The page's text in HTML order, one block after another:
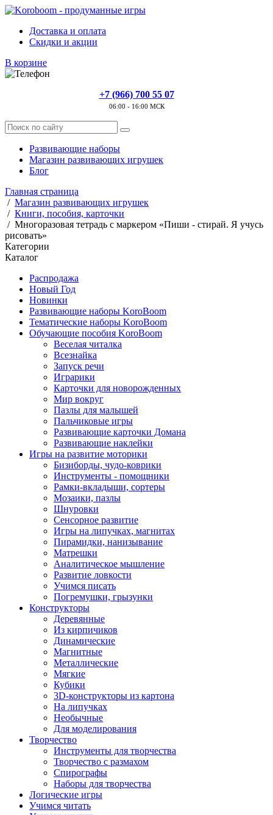
Доставка и оплата
Скидки и акции
В корзине
+7 (966) 700 55 07
06:00 - 16:00 МСК
Развивающие наборы
Магазин развивающих игрушек
Блог
Главная страница
/ Магазин развивающих игрушек
/ Книги, пособия, карточки
/ Многоразовая тетрадь с маркером «Пиши - стирай. Я учусь
рисовать»
Категории
Каталог
Распродажа
Новый Год
Новинки
Развивающие наборы KoroBoom
Тематические наборы KoroBoom
Обучающие пособия KoroBoom
Веселая читалка
Всезнайка
Запуск речи
Играрики
Карточки для новорожденных
Мир вокруг
Пазлы для малышей
Пальчиковые игры
Развивающие карточки Домана
Развивающие наклейки
Игры на развитие моторики
Бизиборды, чудо-коврики
Инструменты - помощники
Рамки-вкладыши, сортеры
Мозаики, пазлы
Шнуровки
Сенсорное развитие
Игры на липучках, магнитах
Пирамидки, нанизывание
Матрешки
Аналитическое мышление
Развитие ловкости
Учимся писать
Погремушки, грызунки
Конструкторы
Деревянные
Из кирпичиков
Динамические
Магнитные
Металлические
Мягкие
Кубики
3D-конструкторы из картона
На липучках
Необычные
Для моделирования
Творчество
Инструменты для творчества
Творчество с размахом
Спирографы
Наборы для творчества
Логические игры
Учимся читать